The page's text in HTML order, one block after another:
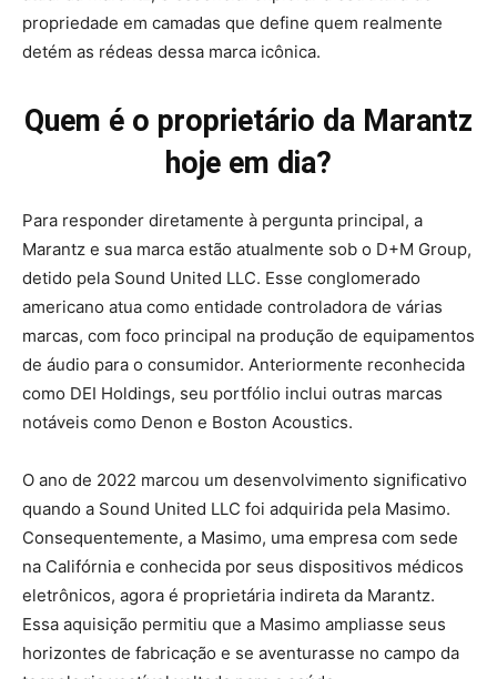
propriedade em camadas que define quem realmente
detém as rédeas dessa marca icônica.
Quem é o proprietário da Marantz
hoje em dia?
Para responder diretamente à pergunta principal, a
Marantz e sua marca estão atualmente sob o D+M Group,
detido pela Sound United LLC. Esse conglomerado
americano atua como entidade controladora de várias
marcas, com foco principal na produção de equipamentos
de áudio para o consumidor. Anteriormente reconhecida
como DEI Holdings, seu portfólio inclui outras marcas
notáveis como Denon e Boston Acoustics.
O ano de 2022 marcou um desenvolvimento significativo
quando a Sound United LLC foi adquirida pela Masimo.
Consequentemente, a Masimo, uma empresa com sede
na Califórnia e conhecida por seus dispositivos médicos
eletrônicos, agora é proprietária indireta da Marantz.
Essa aquisição permitiu que a Masimo ampliasse seus
horizontes de fabricação e se aventurasse no campo da